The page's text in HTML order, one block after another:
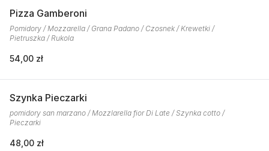
Pizza Gamberoni
Pomidory / Mozzarella / Grana Padano / Czosnek / Krewetki /
Pietruszka / Rukola
54,00 zł
Szynka Pieczarki
pomidory san marzano / Mozzlarella fior Di Late / Szynka cotto /
Pieczarki
48,00 zł